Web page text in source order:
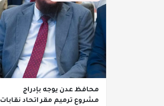
محافظ عدن يوجه بإدراج
مشروع ترميم مقر اتحاد نقابات